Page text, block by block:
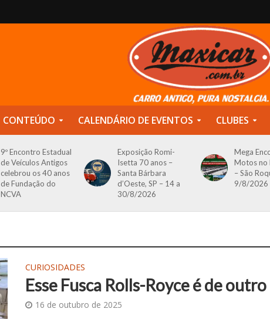
CONTEÚDO CALENDÁRIO DE EVENTOS CLUBES
9º Encontro Estadual
de Veículos Antigos
celebrou os 40 anos
de Fundação do
NCVA
Exposição Romi-
Isetta 70 anos –
Santa Bárbara
d’Oeste, SP – 14 a
30/8/2026
Mega
Motos no
– São
9/8/2026
CURIOSIDADES
Esse Fusca Rolls-Royce é de
16 de outubro de 2025